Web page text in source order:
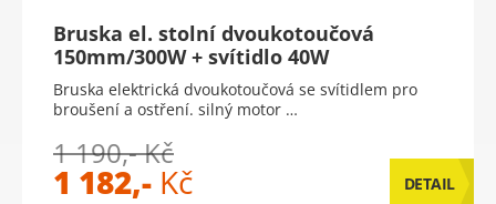
Bruska el. stolní dvoukotoučová
150mm/300W + svítidlo 40W
Bruska elektrická dvoukotoučová se svítidlem pro
broušení a ostření. silný motor …
1 190,- Kč
1 182,- Kč DETAIL